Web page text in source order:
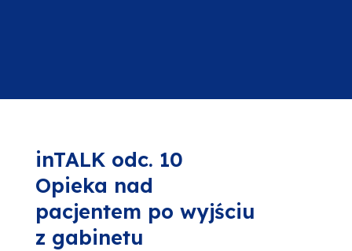
inTALK odc. 10
Opieka nad
pacjentem po wyjściu
z gabinetu